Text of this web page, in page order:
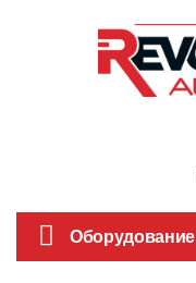
Оборудование